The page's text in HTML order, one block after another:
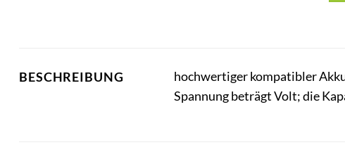
BESCHREIBUNG
hochwertiger kompatibler
Spannung beträgt Volt; die